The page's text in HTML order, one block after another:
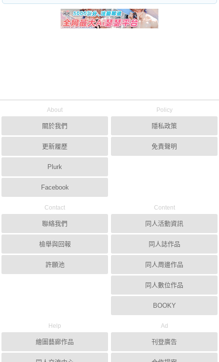
About
關於我們
更新履歷
Plurk
Facebook
Policy
隱私政策
免責聲明
Contact
聯絡我們
檢舉與回報
許願池
Content
同人活動資訊
同人誌作品
同人周邊作品
同人數位作品
BOOKY
Help
繪圖藝廊作品
Ad
刊登廣告